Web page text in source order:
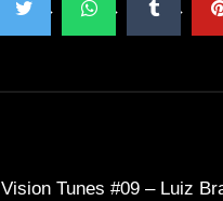
Vision Tunes #09 – Luiz